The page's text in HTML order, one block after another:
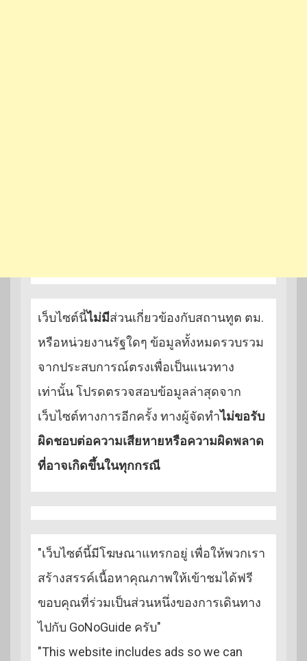
เว็บไซต์นี้ไม่มีส่วนเกี่ยวข้องกับสถานทูต ตม.
หรือหน่วยงานรัฐใดๆ ข้อมูลทั้งหมดรวบรวม
จากประสบการณ์ตรงเพื่อเป็นแนวทาง
เท่านั้น โปรดตรวจสอบข้อมูลล่าสุดจาก
เว็บไซต์ทางการอีกครั้ง ทางผู้จัดทำไม่ขอรับ
ผิดชอบต่อความเสียหายหรือความผิดพลาด
ที่อาจเกิดขึ้นในทุกกรณี
"เว็บไซต์นี้มีโฆษณาแทรกอยู่ เพื่อให้พวกเรา
สร้างสรรค์เนื้อหาคุณภาพให้เข้าชมได้ฟรี
ขอบคุณที่ร่วมเป็นส่วนหนึ่งของการเดินทาง
ไปกับ GoNoGuide ครับ"
"This website includes ads so we can